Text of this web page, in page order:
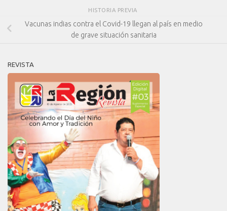
HISTORIA PREVIA
Vacunas indias contra el Covid-19 llegan al país en medio
de grave situación sanitaria
REVISTA